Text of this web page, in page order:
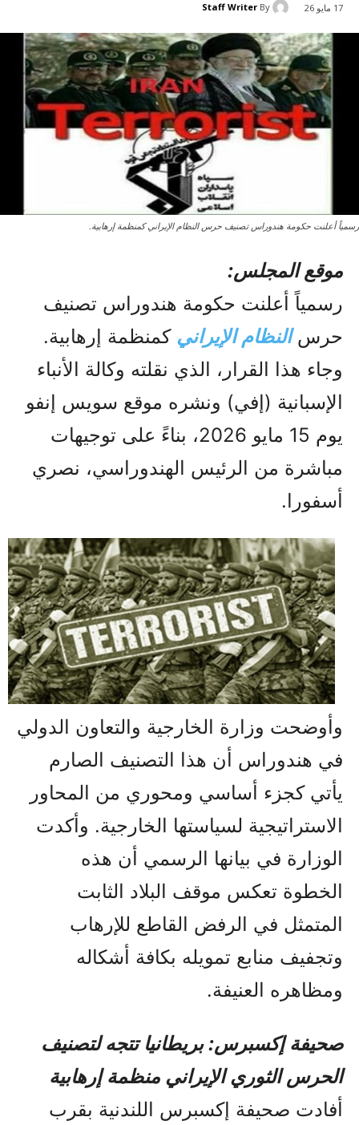
17 مايو 26 By
Staff Writer
رسمياً أعلنت حكومة هندوراس تصنيف حرس النظام الإيراني كمنظمة إرهابية.
موقع المجلس:
رسمياً أعلنت حكومة هندوراس تصنيف
حرسالنظام الإيراني كمنظمة إرهابية.
وجاء هذا القرار، الذي نقلته وكالة الأنباء
الإسبانية (إفي) ونشره موقع سويس إنفو
يوم 15 مايو 2026، بناءً على توجيهات
مباشرة من الرئيس الهندوراسي، نصري
أسفورا.
وأوضحت وزارة الخارجية والتعاون الدولي
في هندوراس أن هذا التصنيف الصارم
يأتي كجزء أساسي ومحوري من المحاور
الاستراتيجية لسياستها الخارجية. وأكدت
الوزارة في بيانها الرسمي أن هذه
الخطوة تعكس موقف البلاد الثابت
المتمثل في الرفض القاطع للإرهاب
وتجفيف منابع تمويله بكافة أشكاله
ومظاهره العنيفة.
صحيفة إكسبرس: بريطانيا تتجه لتصنيف
الحرس الثوري الإيراني منظمة إرهابية
أفادت صحيفة إكسبرس اللندنية بقرب